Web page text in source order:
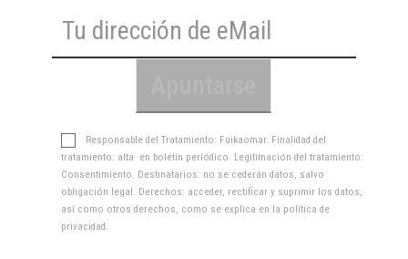
Responsable del Tratamiento: Fuikaomar. Finalidad del
tratamiento: alta en boletín periódico. Legitimación del tratamiento:
Consentimiento. Destinatarios: no se cederán datos, salvo
obligación legal. Derechos: acceder, rectificar y suprimir los datos,
así como otros derechos, como se explica en la política de
privacidad .